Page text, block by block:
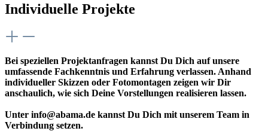
Individuelle Projekte
Bei speziellen Projektanfragen kannst Du Dich auf unsere
umfassende Fachkenntnis und Erfahrung verlassen. Anhand
individueller Skizzen oder Fotomontagen zeigen wir Dir
anschaulich, wie sich Deine Vorstellungen realisieren lassen.
Unter info@abama.de kannst Du Dich mit unserem Team in
Verbindung setzen.